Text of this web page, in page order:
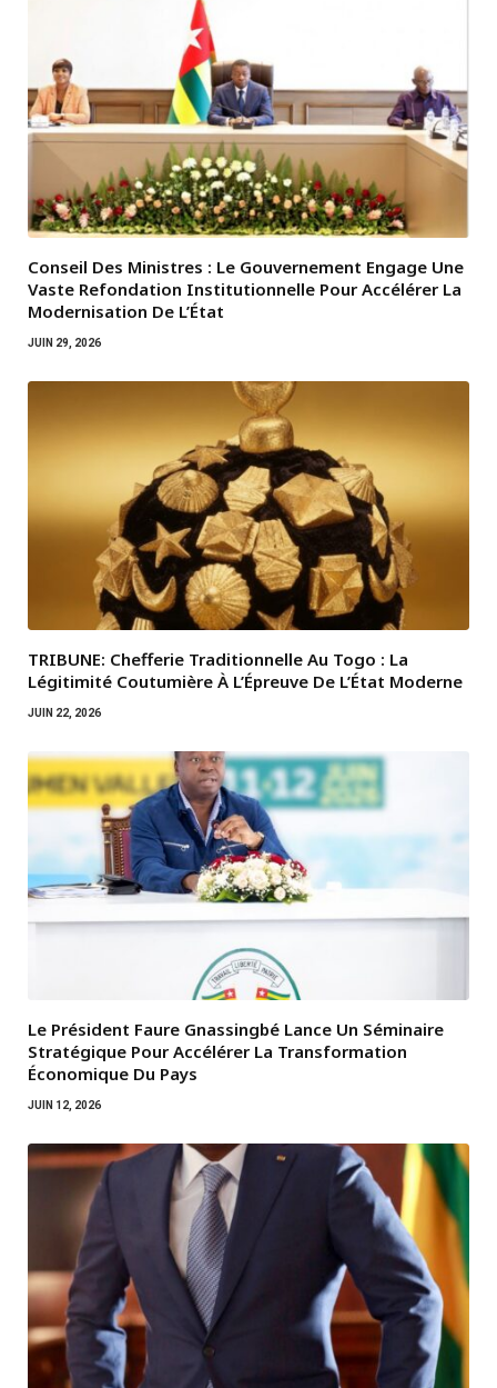
Conseil Des Ministres : Le Gouvernement Engage Une
Vaste Refondation Institutionnelle Pour Accélérer La
Modernisation De L’État
JUIN 29, 2026
TRIBUNE: Chefferie Traditionnelle Au Togo : La
Légitimité Coutumière À L’Épreuve De L’État Moderne
JUIN 22, 2026
Le Président Faure Gnassingbé Lance Un Séminaire
Stratégique Pour Accélérer La Transformation
Économique Du Pays
JUIN 12, 2026